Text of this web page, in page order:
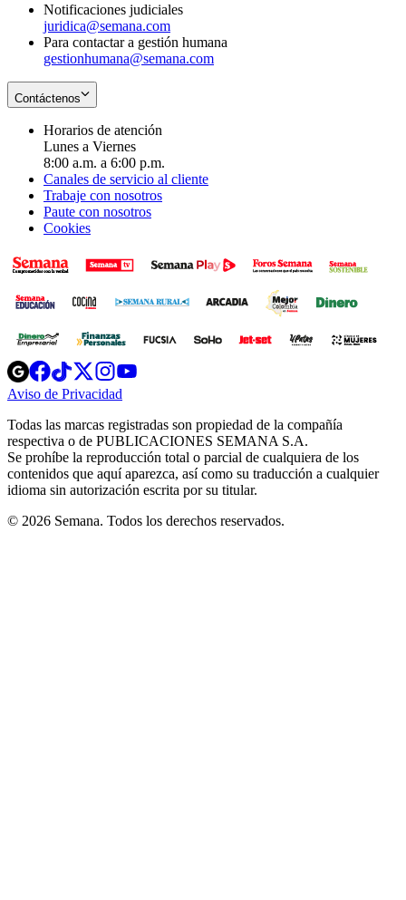
Notificaciones judiciales
juridica@semana.com
Para contactar a gestión humana
gestionhumana@semana.com
Contáctenos
Horarios de atención
Lunes a Viernes
8:00 a.m. a 6:00 p.m.
Canales de servicio al cliente
Trabaje con nosotros
Paute con nosotros
Cookies
Opens
in
new
Opens
in
new
Opens
in
new
window
Opens
new
windowwindow
Aviso de Privacidad
new
window
Todas las marcas registradas son propiedad de la compañía
respectiva o de PUBLICACIONES SEMANA S.A.
Se prohíbe la reproducción total o parcial de cualquiera de los
contenidos que aquí aparezca, así como su traducción a cualquier
idioma sin autorización escrita por su titular.
© 2026 Semana. Todos los derechos reservados.